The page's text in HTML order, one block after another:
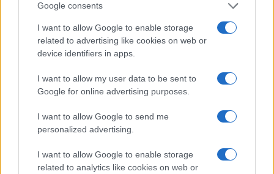
Google consents
I want to allow Google to enable storage
related to advertising like cookies on web or
device identifiers in apps.
I want to allow my user data to be sent to
Google for online advertising purposes.
I want to allow Google to send me
personalized advertising.
I want to allow Google to enable storage
related to analytics like cookies on web or
Jovanotti, Gabry Ponte e Alfa: Olbia ombelico del
mondo per una notte
Giorgia Meloni a La Maddalena, la vicesindaco:
“Orgoglio e discrezione per visita privata̶…
Incendio nella notte a Olbia, a fuoco due furgoni